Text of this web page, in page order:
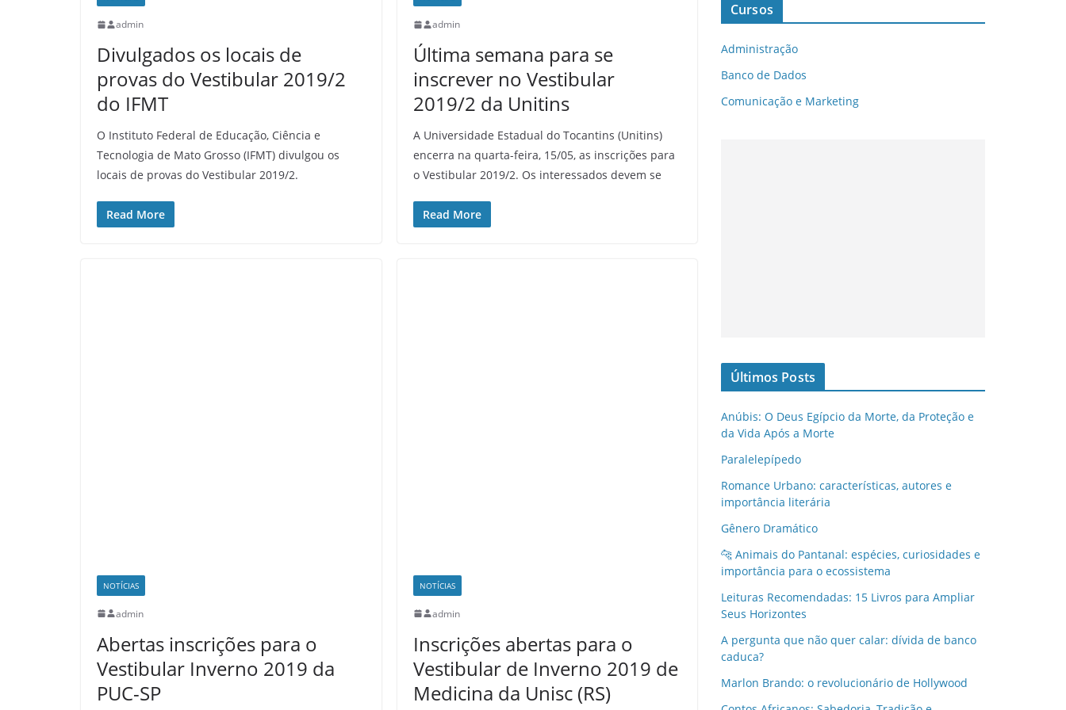
admin
Divulgados os locais de
provas do Vestibular 2019/2
do IFMT
O Instituto Federal de Educação, Ciência e
Tecnologia de Mato Grosso (IFMT) divulgou os
locais de provas do Vestibular 2019/2.
Read More
admin
Última semana para se
inscrever no Vestibular
2019/2 da Unitins
A Universidade Estadual do Tocantins (Unitins)
encerra na quarta-feira, 15/05, as inscrições para
o Vestibular 2019/2. Os interessados devem se
Read More
NOTÍCIAS
admin
Abertas inscrições para o
Vestibular Inverno 2019 da
PUC-SP
NOTÍCIAS
admin
Inscrições abertas para o
Vestibular de Inverno 2019 de
Medicina da Unisc (RS)
Cursos
Administração
Banco de Dados
Comunicação e Marketing
Últimos Posts
Anúbis: O Deus Egípcio da Morte, da Proteção e
da Vida Após a Morte
Paralelepípedo
Romance Urbano: características, autores e
importância literária
Gênero Dramático
🐆 Animais do Pantanal: espécies, curiosidades e
importância para o ecossistema
Leituras Recomendadas: 15 Livros para Ampliar
Seus Horizontes
A pergunta que não quer calar: dívida de banco
caduca?
Marlon Brando: o revolucionário de Hollywood